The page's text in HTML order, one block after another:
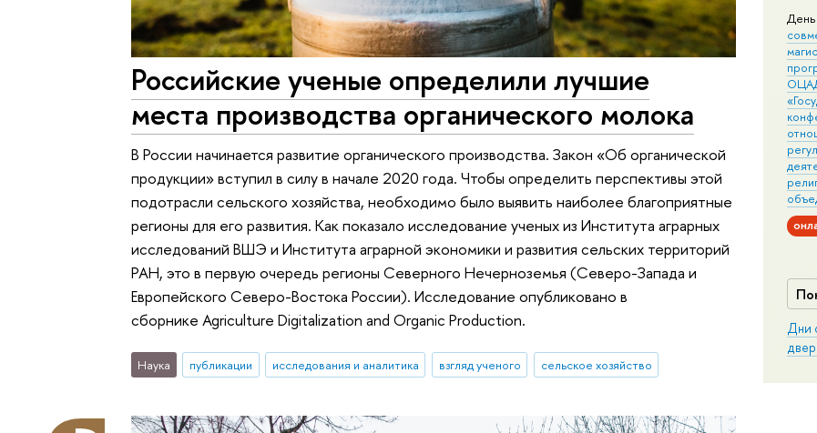
День
Дни
Российские ученые определили лучшие
места производства органического молока
В России начинается развитие органического производства. Закон «Об органической
продукции» вступил в силу в начале 2020 года. Чтобы определить перспективы этой
подотрасли сельского хозяйства, необходимо было выявить наиболее благоприятные
регионы для его развития. Как показало исследование ученых из Института аграрных
исследований ВШЭ и Института аграрной экономики и развития сельских территорий
РАН, это в первую очередь регионы Северного Нечерноземья (Северо-Запада и
Европейского Северо-Востока России). Исследование опубликовано в
сборнике Agriculture Digitalization and Organic Production.
Наука публикации исследования и аналитика взгляд ученого сельское хозяйство